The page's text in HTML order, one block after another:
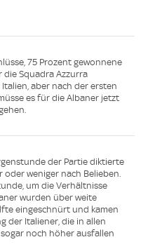
75 Prozent gewonnene
die Squadra Azzurra
aber nach der ersten
es für die Albaner jetzt
der Partie diktierte
oder weniger nach Belieben.
um die Verhältnisse
wurden über weite
eingeschnürt und kamen
der Italiener, die in allen
noch höher ausfallen